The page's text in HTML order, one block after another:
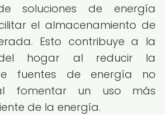
soluciones de energía
el almacenamiento de
Esto contribuye a la
del hogar al reducir la
fuentes de energía no
fomentar un uso más
de la energía.